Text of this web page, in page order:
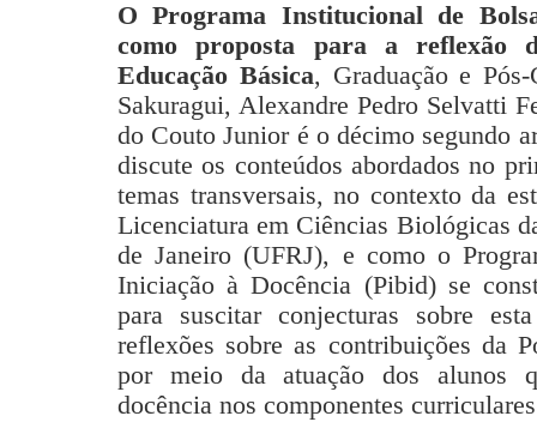
O Programa Institucional de
como proposta para a reflexão
Educação Básica, Graduação e
Sakuragui, Alexandre Pedro Selvatti
do Couto Junior é o décimo segundo
discute os conteúdos abordados no
temas transversais, no contexto da
Licenciatura em Ciências Biológicas
de Janeiro (UFRJ), e como o
Iniciação à Docência (Pibid) se
para suscitar conjecturas sobre
reflexões sobre as contribuições da
por meio da atuação dos alunos
docência nos componentes